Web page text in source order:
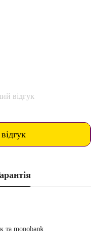
відгук
та monobank